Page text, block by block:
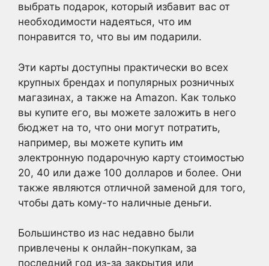
выбрать подарок, который избавит вас от
необходимости надеяться, что им
понравится то, что вы им подарили.
Эти карты доступны практически во всех
крупных брендах и популярных розничных
магазинах, а также на Amazon. Как только
вы купите его, вы можете заложить в него
бюджет на то, что они могут потратить,
например, вы можете купить им
электронную подарочную карту стоимостью
20, 40 или даже 100 долларов и более. Они
также являются отличной заменой для того,
чтобы дать кому-то наличные деньги.
Большинство из нас недавно были
привлечены к онлайн-покупкам, за
последний год из-за закрытия или